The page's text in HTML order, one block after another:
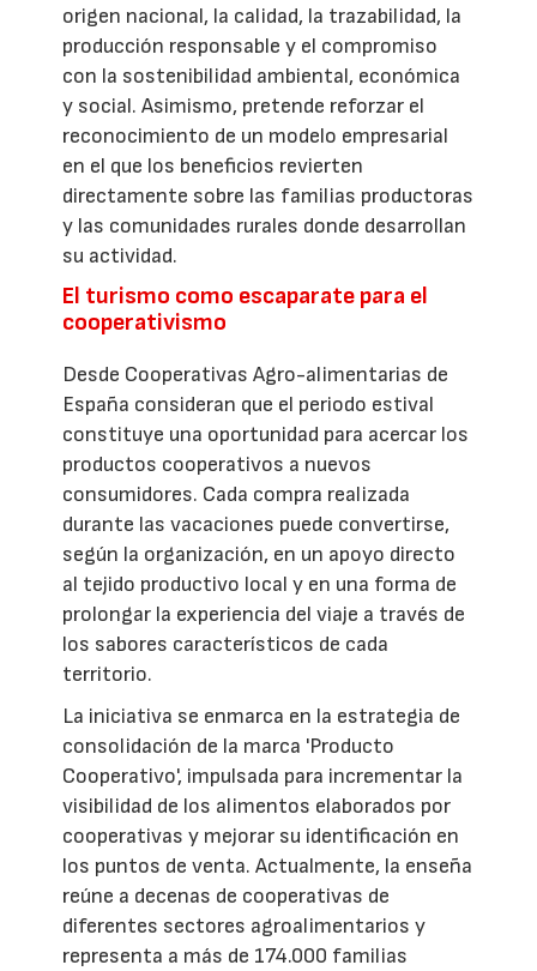
origen nacional, la calidad, la trazabilidad, la
producción responsable y el compromiso
con la sostenibilidad ambiental, económica
y social. Asimismo, pretende reforzar el
reconocimiento de un modelo empresarial
en el que los beneficios revierten
directamente sobre las familias productoras
y las comunidades rurales donde desarrollan
su actividad.
El turismo como escaparate para el
cooperativismo
Desde Cooperativas Agro-alimentarias de
España consideran que el periodo estival
constituye una oportunidad para acercar los
productos cooperativos a nuevos
consumidores. Cada compra realizada
durante las vacaciones puede convertirse,
según la organización, en un apoyo directo
al tejido productivo local y en una forma de
prolongar la experiencia del viaje a través de
los sabores característicos de cada
territorio.
La iniciativa se enmarca en la estrategia de
consolidación de la marca 'Producto
Cooperativo', impulsada para incrementar la
visibilidad de los alimentos elaborados por
cooperativas y mejorar su identificación en
los puntos de venta. Actualmente, la enseña
reúne a decenas de cooperativas de
diferentes sectores agroalimentarios y
representa a más de 174.000 familias